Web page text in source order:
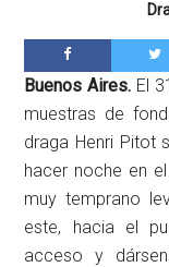
Buenos Aires. El
muestras de
draga Henri Pitot
hacer noche en
muy temprano
este, hacia el
acceso y